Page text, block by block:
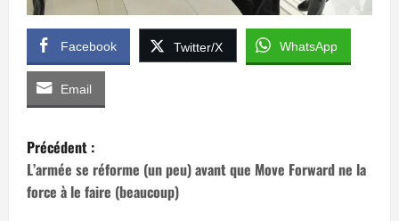
Facebook Twitter/X WhatsApp
Email
N
a
Précédent :
L’armée se réforme (un peu) avant que Move Forward ne la
force à le faire (beaucoup)